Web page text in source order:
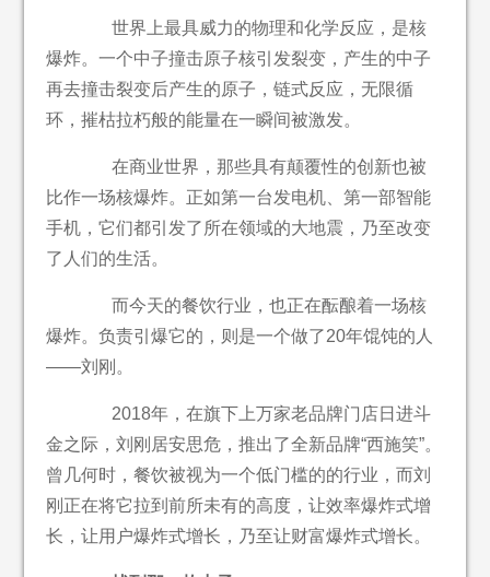
世界上最具威力的物理和化学反应，是核
爆炸。一个中子撞击原子核引发裂变，产生的中子
再去撞击裂变后产生的原子，链式反应，无限循
环，摧枯拉朽般的能量在一瞬间被激发。
在商业世界，那些具有颠覆性的创新也被
比作一场核爆炸。正如第一台发电机、第一部智能
手机，它们都引发了所在领域的大地震，乃至改变
了人们的生活。
而今天的餐饮行业，也正在酝酿着一场核
爆炸。负责引爆它的，则是一个做了20年馄饨的人
——刘刚。
2018年，在旗下上万家老品牌门店日进斗
金之际，刘刚居安思危，推出了全新品牌“西施笑”。
曾几何时，餐饮被视为一个低门槛的的行业，而刘
刚正在将它拉到前所未有的高度，让效率爆炸式增
长，让用户爆炸式增长，乃至让财富爆炸式增长。